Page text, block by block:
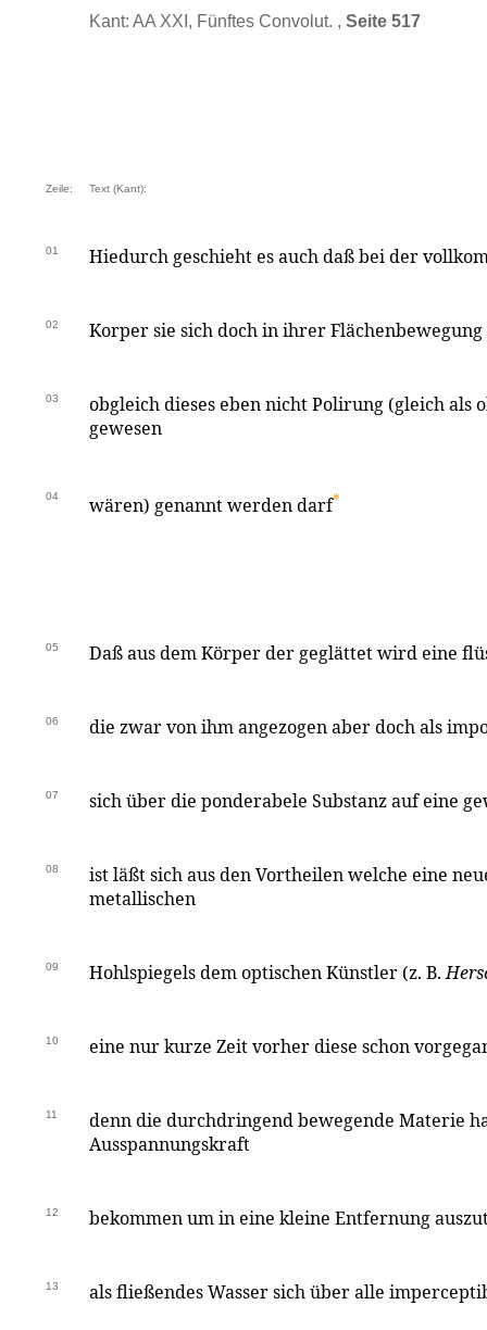
Kant: AA XXI, Fünftes Convolut. , Seite 517
Zeile: Text (Kant):
01 Hiedurch geschieht es auch daß bei der
02 Korper sie sich doch in ihrer
03
obgleich dieses eben nicht Polirung (gleich als
gewesen
04 wären) genannt werden darf*
05 Daß aus dem Körper der geglättet wird eine
06 die zwar von ihm angezogen aber doch als
07 sich über die ponderabele Substanz auf eine
08
ist läßt sich aus den Vortheilen welche eine
metallischen
09 Hohlspiegels dem optischen Künstler (z. B.
10 eine nur kurze Zeit vorher diese schon
11
denn die durchdringend bewegende Materie
Ausspannungskraft
12 bekommen um in eine kleine Entfernung
13 als fließendes Wasser sich über alle